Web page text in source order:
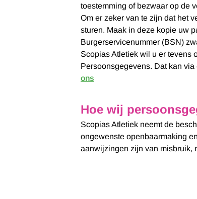
toestemming of bezwaar op de
Om er zeker van te zijn dat het
sturen. Maak in deze kopie uw
Burgerservicenummer (BSN)
Scopias Atletiek wil u er tevens
Persoonsgegevens. Dat kan
ons
Hoe wij
Scopias Atletiek neemt de
ongewenste openbaarmaking
aanwijzingen zijn van misbruik,